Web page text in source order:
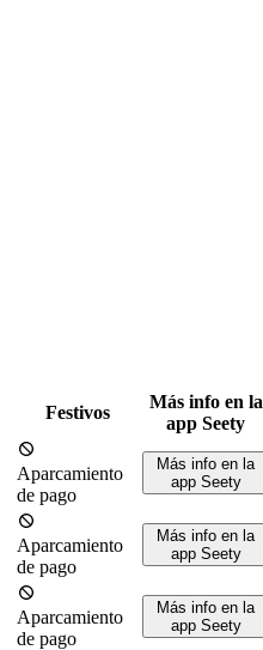
Festivos
Más info en la
app Seety
Aparcamiento
de pago
Más info en la
app Seety
Aparcamiento
de pago
Más info en la
app Seety
Aparcamiento
de pago
Más info en la
app Seety